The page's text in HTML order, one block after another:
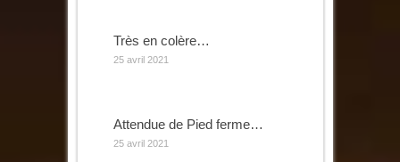
Très en colère…
25 avril 2021
Attendue de Pied ferme…
25 avril 2021